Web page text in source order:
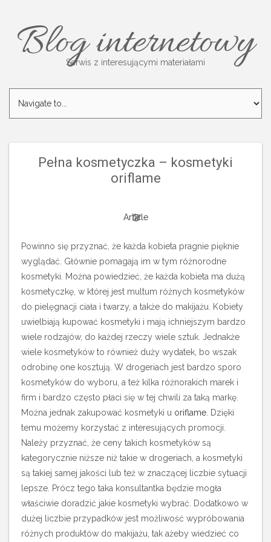
Blog internetowy
Serwis z interesującymi materiałami
Pełna kosmetyczka – kosmetyki
oriflame
Article
Powinno się przyznać, że każda kobieta pragnie pięknie
wyglądać. Głównie pomagają im w tym różnorodne
kosmetyki. Można powiedzieć, że każda kobieta ma dużą
kosmetyczkę, w której jest multum różnych kosmetyków
do pielęgnacji ciała i twarzy, a także do makijażu. Kobiety
uwielbiają kupować kosmetyki i mają ichniejszym bardzo
wiele rodzajów, do każdej rzeczy wiele sztuk. Jednakże
wiele kosmetyków to również duży wydatek, bo wszak
odrobinę one kosztują. W drogeriach jest bardzo sporo
kosmetyków do wyboru, a też kilka różnorakich marek i
firm i bardzo często płaci się w tej chwili za taką markę.
Można jednak zakupować kosmetyki u oriflame . Dzięki
temu możemy korzystać z interesujących promocji.
Należy przyznać, że ceny takich kosmetyków są
kategorycznie niższe niż takie w drogeriach, a kosmetyki
są takiej samej jakości lub też w znaczącej liczbie sytuacji
lepsze. Prócz tego taka konsultantka będzie mogła
właściwie doradzić jakie kosmetyki wybrać. Dodatkowo w
dużej liczbie przypadków jest możliwość wypróbowania
różnych produktów do makijażu, tak ażeby wiedzieć co